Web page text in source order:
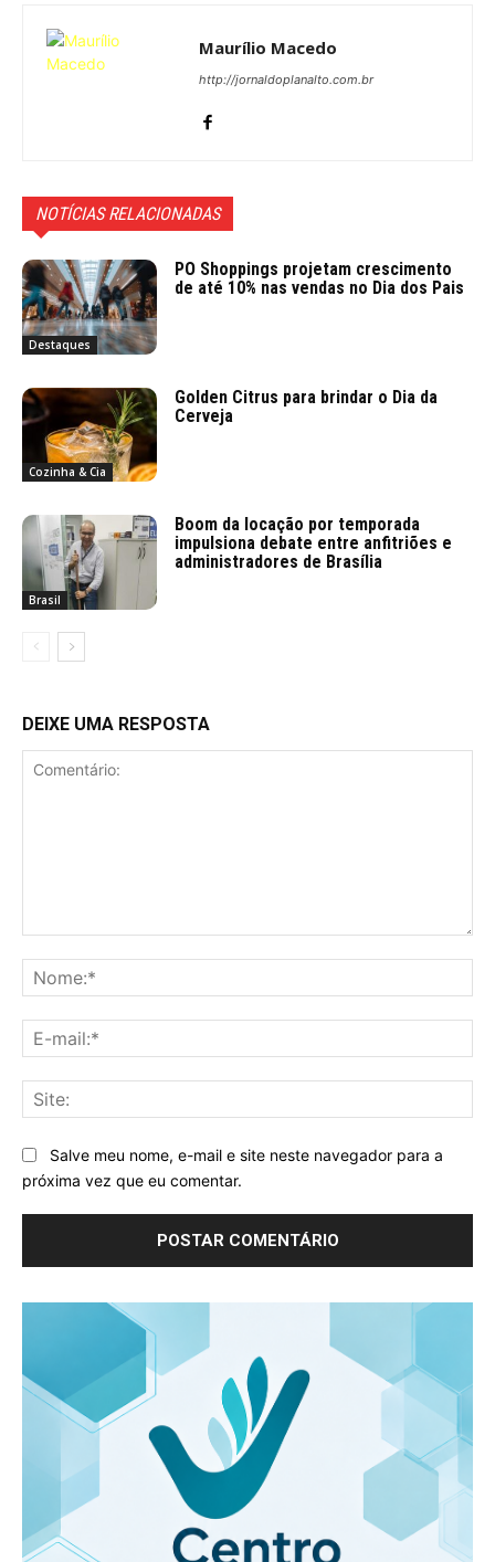
Maurílio Macedo
http://jornaldoplanalto.com.br
NOTÍCIAS RELACIONADAS
Destaques
PO Shoppings projetam crescimento
de até 10% nas vendas no Dia dos Pais
Cozinha & Cia
Golden Citrus para brindar o Dia da
Cerveja
Brasil
Boom da locação por temporada
impulsiona debate entre anfitriões e
administradores de Brasília
DEIXE UMA RESPOSTA
Salve meu nome, e-mail e site neste navegador para a
próxima vez que eu comentar.